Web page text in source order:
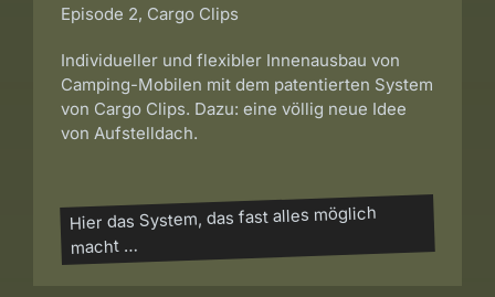
Episode 2, Cargo Clips
Individueller und flexibler Innenausbau von
Camping-Mobilen mit dem patentierten System
von Cargo Clips. Dazu: eine völlig neue Idee
von Aufstelldach.
Hier das System, das fast alles möglich
macht …